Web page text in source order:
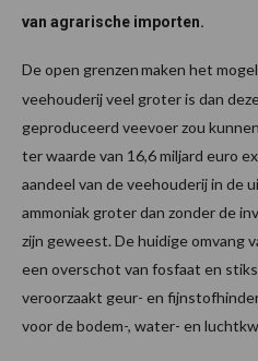
van agrarische importen.
De open grenzenmaken het
veehouderij veel groter is dan
geproduceerd veevoer zou
ter waarde van 16,6 miljard euro
aandeel van de veehouderij in de
ammoniak groter dan zonder de
zijn geweest. De huidige omvang
een overschot van fosfaat en
veroorzaakt geur- en
voor de bodem-, water- en